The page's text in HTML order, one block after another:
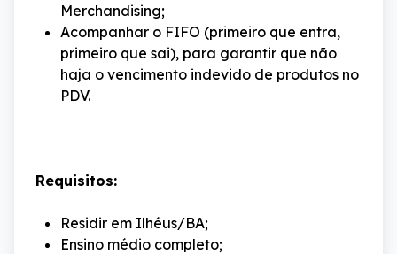
Merchandising;
Acompanhar o FIFO (primeiro que entra,
primeiro que sai), para garantir que não
haja o vencimento indevido de produtos no
PDV.
Requisitos:
Residir em Ilhéus/BA;
Ensino médio completo;